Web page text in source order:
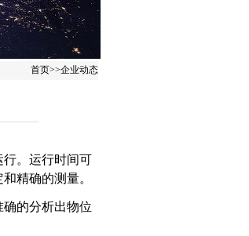
首页>>企业动态
。运行时间可
精确的测量。
的分析出物位